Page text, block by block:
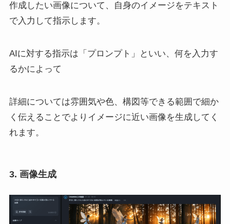
作成したい画像について、自身のイメージをテキスト
で入力して指示します。
AIに対する指示は「プロンプト」といい、何を入力す
るかによって
詳細については雰囲気や色、構図等できる範囲で細か
く伝えることでよりイメージに近い画像を生成してく
れます。
3. 画像生成